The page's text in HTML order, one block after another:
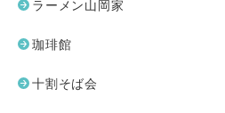
ラーメン山岡家
珈琲館
十割そば会